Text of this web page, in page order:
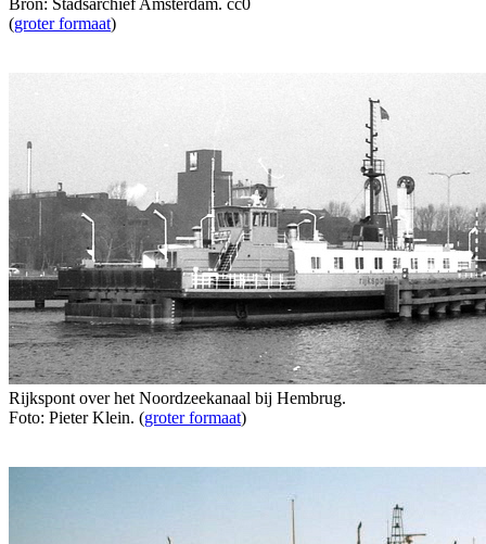
(groter formaat)
Rijkspont over het Noordzeekanaal bij Hembrug.
Foto: Pieter Klein. (groter formaat)